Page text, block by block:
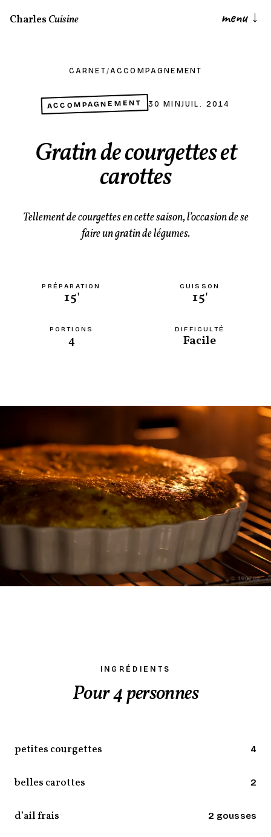
CharlesCuisine menu ↓
CARNET/ACCOMPAGNEMENT
ACCOMPAGNEMENT 30 MIN JUIL. 2014
Gratin de courgettes et
carottes
Tellement de courgettes en cette saison, l’occasion de se
faire un gratin de légumes.
PRÉPARATION
15'
CUISSON
15'
PORTIONS
4
DIFFICULTÉ
Facile
INGRÉDIENTS
Pour 4 personnes
petites courgettes 4
belles carottes 2
d’ail frais 2 gousses